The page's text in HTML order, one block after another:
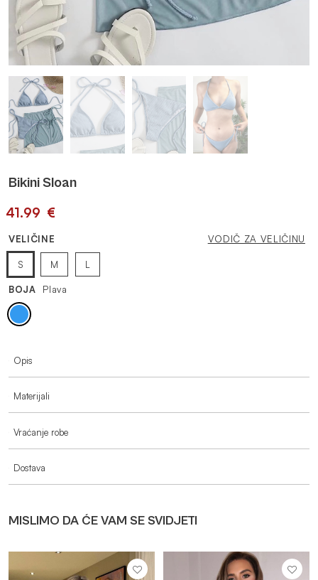
RASPRODAJA
Bikini Sloan
41.99 €
VELIČINE VODIČ ZA VELIČINU
S M L
BOJA Plava
Opis
Materijali
Vraćanje robe
Dostava
MISLIMO DA ĆE VAM SE SVIDJETI